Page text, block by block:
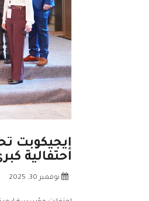
احتفالية
نوفمبر 30, 2025